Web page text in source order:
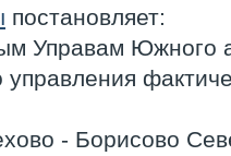
постановляет:
Управам Южного
управления
- Борисово